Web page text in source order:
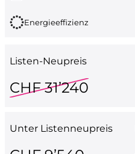
Energieeffizienz
Listen-Neupreis
CHF 31’240
Unter Listenneupreis